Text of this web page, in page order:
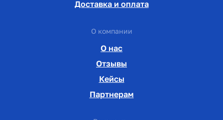
Доставка и оплата
О компании
О нас
Отзывы
Кейсы
Партнерам